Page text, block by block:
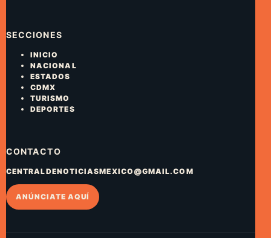
SECCIONES
INICIO
NACIONAL
ESTADOS
CDMX
TURISMO
DEPORTES
CONTACTO
CENTRALDENOTICIASMEXICO@GMAIL.COM
ANÚNCIATE AQUÍ